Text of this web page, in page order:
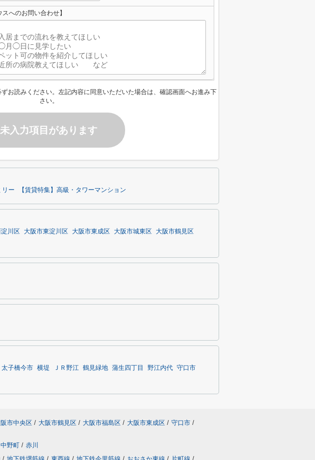
スへのお問い合わせ】
ずお読みください。左記内容に同意いただいた場合は、確認画面へお進み下
さい。
未入力項目があります
リー 【賃貸特集】高級・タワーマンション
川区 大阪市東淀川区 大阪市東成区 大阪市城東区
大阪市鶴見区
太子橋今市 横堤 ＪＲ野江 鶴見緑地 蒲生四丁目 野江内代 守口市
市中央区 / 大阪市鶴見区 / 大阪市福島区 / 大阪市東成区 / 守口市 /
中野町 / 赤川